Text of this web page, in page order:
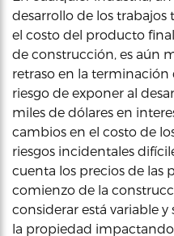
desarrollo de los
el costo del producto
de construcción, es aún
retraso en la terminación
riesgo de exponer al
miles de dólares en
cambios en el costo de
riesgos incidentales
cuenta los precios de las
comienzo de la
considerar está variable
la propiedad